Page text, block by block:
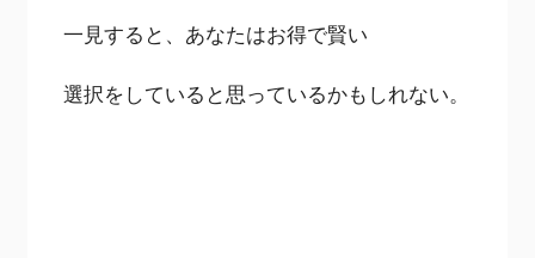
一見すると、あなたはお得で賢い
選択をしていると思っているかもしれない。